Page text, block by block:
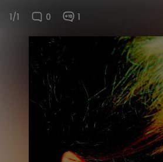
1/1 0 1